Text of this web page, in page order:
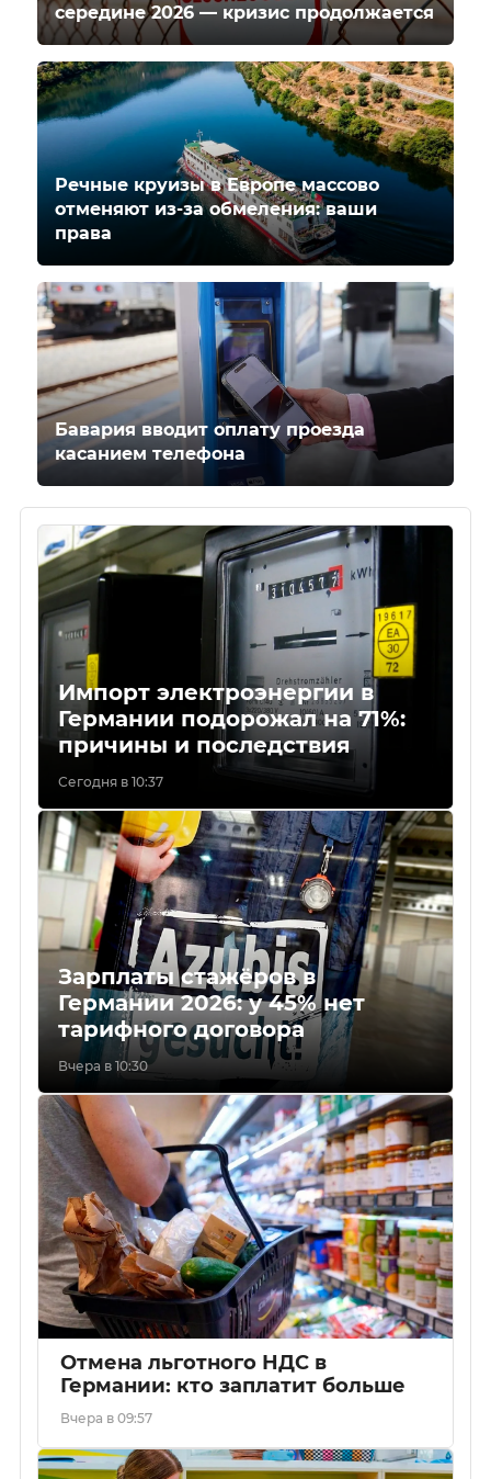
середине 2026 — кризис продолжается
Речные круизы в Европе массово
отменяют из-за обмеления: ваши
права
Бавария вводит оплату проезда
касанием телефона
Импорт электроэнергии в
Германии подорожал на 71%:
причины и последствия
Сегодня в 10:37
Зарплаты стажёров в
Германии 2026: у 45% нет
тарифного договора
Вчера в 10:30
Отмена льготного НДС в
Германии: кто заплатит больше
Вчера в 09:57